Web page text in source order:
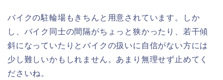
バイクの駐輪場もきちんと用意されています。しか
し、バイク同士の間隔がちょっと狭かったり、若干傾
斜になっていたりとバイクの扱いに自信がない方には
少し難しいかもしれません。あまり無理せず止めてく
ださいね。